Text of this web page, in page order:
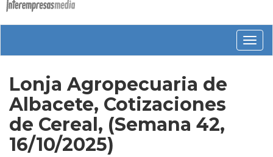
Lonja Agropecuaria de
Albacete, Cotizaciones
de Cereal, (Semana 42,
16/10/2025)